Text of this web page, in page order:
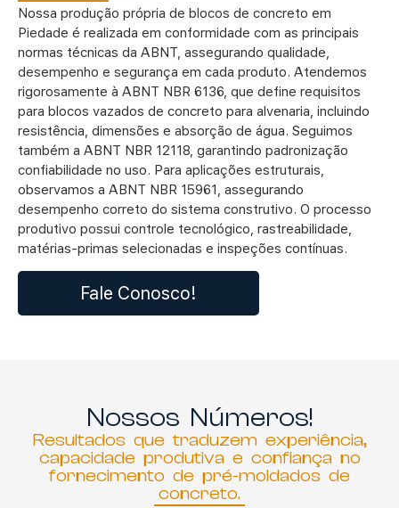
Nossa produção própria de blocos de concreto em
Piedade é realizada em conformidade com as principais
normas técnicas da ABNT, assegurando qualidade,
desempenho e segurança em cada produto. Atendemos
rigorosamente à ABNT NBR 6136, que define requisitos
para blocos vazados de concreto para alvenaria, incluindo
resistência, dimensões e absorção de água. Seguimos
também a ABNT NBR 12118, garantindo padronização
confiabilidade no uso. Para aplicações estruturais,
observamos a ABNT NBR 15961, assegurando
desempenho correto do sistema construtivo. O processo
produtivo possui controle tecnológico, rastreabilidade,
matérias-primas selecionadas e inspeções contínuas.
Fale Conosco!
Nossos Números!
Resultados que traduzem experiência,
capacidade produtiva e confiança no
fornecimento de pré-moldados de
concreto.